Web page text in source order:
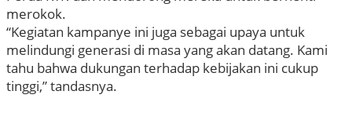
merokok.
“Kegiatan kampanye ini juga sebagai upaya untuk
melindungi generasi di masa yang akan datang. Kami
tahu bahwa dukungan terhadap kebijakan ini cukup
tinggi,” tandasnya.